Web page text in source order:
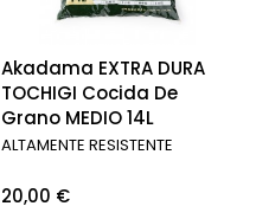
Akadama EXTRA DURA
TOCHIGI Cocida De
Grano MEDIO 14L
ALTAMENTE RESISTENTE
Precio
20,00 €